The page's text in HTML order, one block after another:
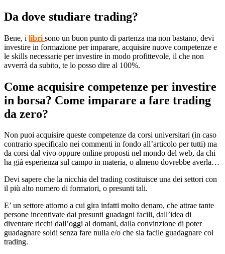
Da dove studiare trading?
Bene, i libri sono un buon punto di partenza ma non bastano, devi
investire in formazione per imparare, acquisire nuove competenze e
le skills necessarie per investire in modo profittevole, il che non
avverrà da subito, te lo posso dire al 100%.
Come acquisire competenze per investire
in borsa? Come imparare a fare trading
da zero?
Non puoi acquisire queste competenze da corsi universitari (in caso
contrario specificalo nei commenti in fondo all’articolo per tutti) ma
da corsi dal vivo oppure online proposti nel mondo del web, da chi
ha già esperienza sul campo in materia, o almeno dovrebbe averla…
Devi sapere che la nicchia del trading costituisce una dei settori con
il più alto numero di formatori, o presunti tali.
E’ un settore attorno a cui gira infatti molto denaro, che attrae tante
persone incentivate dai presunti guadagni facili, dall’idea di
diventare ricchi dall’oggi al domani, dalla convinzione di poter
guadagnare soldi senza fare nulla e/o che sia facile guadagnare col
trading.